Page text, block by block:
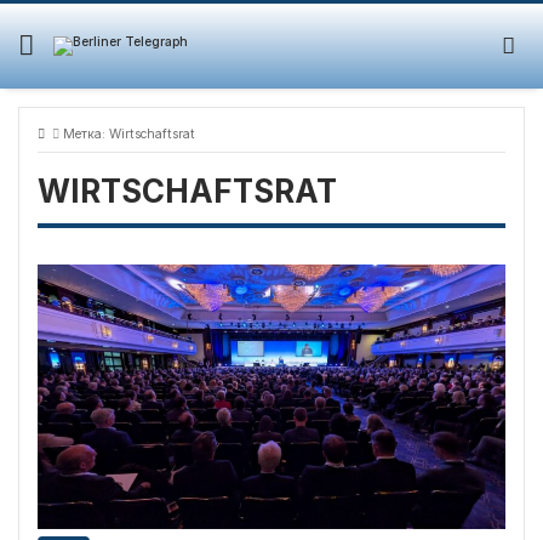
Skip
content
Метка: Wirtschaftsrat
WIRTSCHAFTSRAT